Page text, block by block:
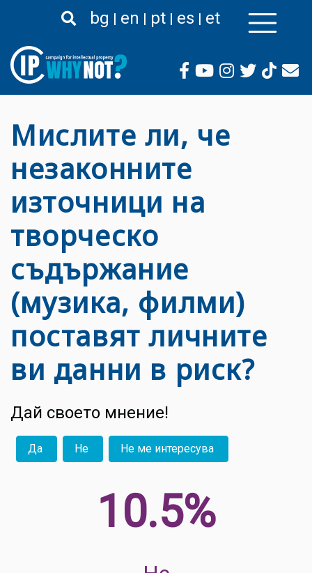
към
съдържание
bg en pt es et
Мислите ли, че
незаконните
източници на
творческо
съдържание
(музика, филми)
поставят личните
ви данни в риск?
Дай своето мнение!
Да Не Не ме интересува
10.8%